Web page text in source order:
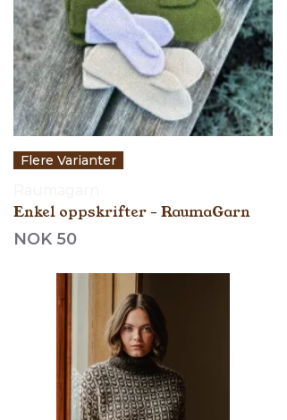
Flere Varianter
Enkel oppskrifter - RaumaGarn
NOK 50